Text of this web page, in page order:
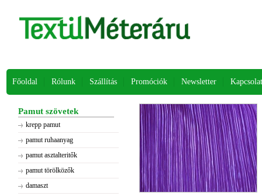
Főoldal Rólunk Szállítás Promóciók Newsletter Kapcsolat
Pamut szövetek
krepp pamut
pamut ruhaanyag
pamut asztalteritők
pamut törölközők
damaszt